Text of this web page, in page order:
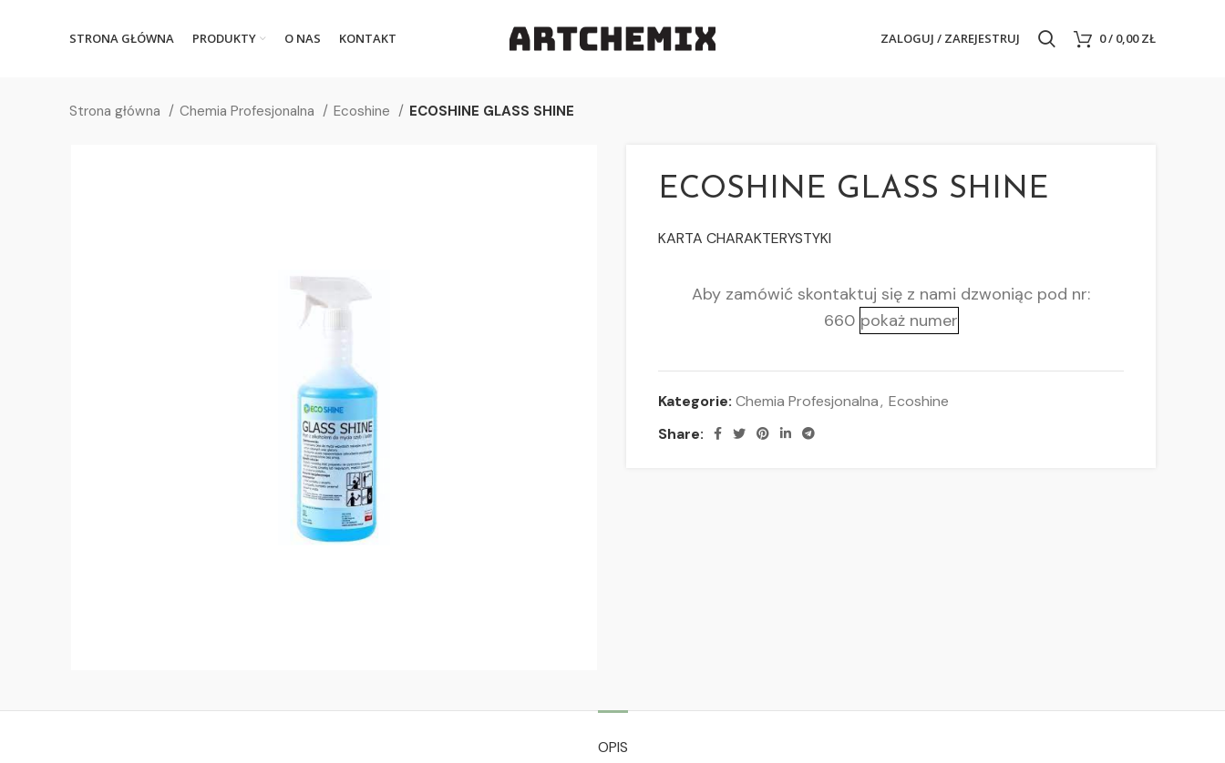
STRONA GŁÓWNA PRODUKTY O NAS KONTAKT ZALOGUJ / ZAREJESTRUJ 0/ 0,00ZŁ
Strona główna Chemia Profesjonalna Ecoshine ECOSHINE GLASS SHINE
ECOSHINE GLASS SHINE
KARTA CHARAKTERYSTYKI
Aby zamówić skontaktuj się z nami dzwoniąc pod nr:
660 pokaż numer
Kategorie: Chemia Profesjonalna, Ecoshine
Share:
OPIS